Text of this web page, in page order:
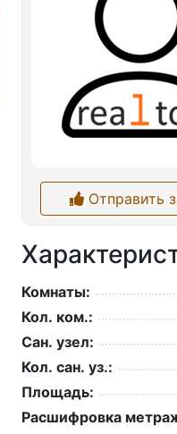
Отправить
Комнаты:
Кол. ком.:
Сан. узел:
Кол. сан. уз.:
Площадь:
Расшифровка